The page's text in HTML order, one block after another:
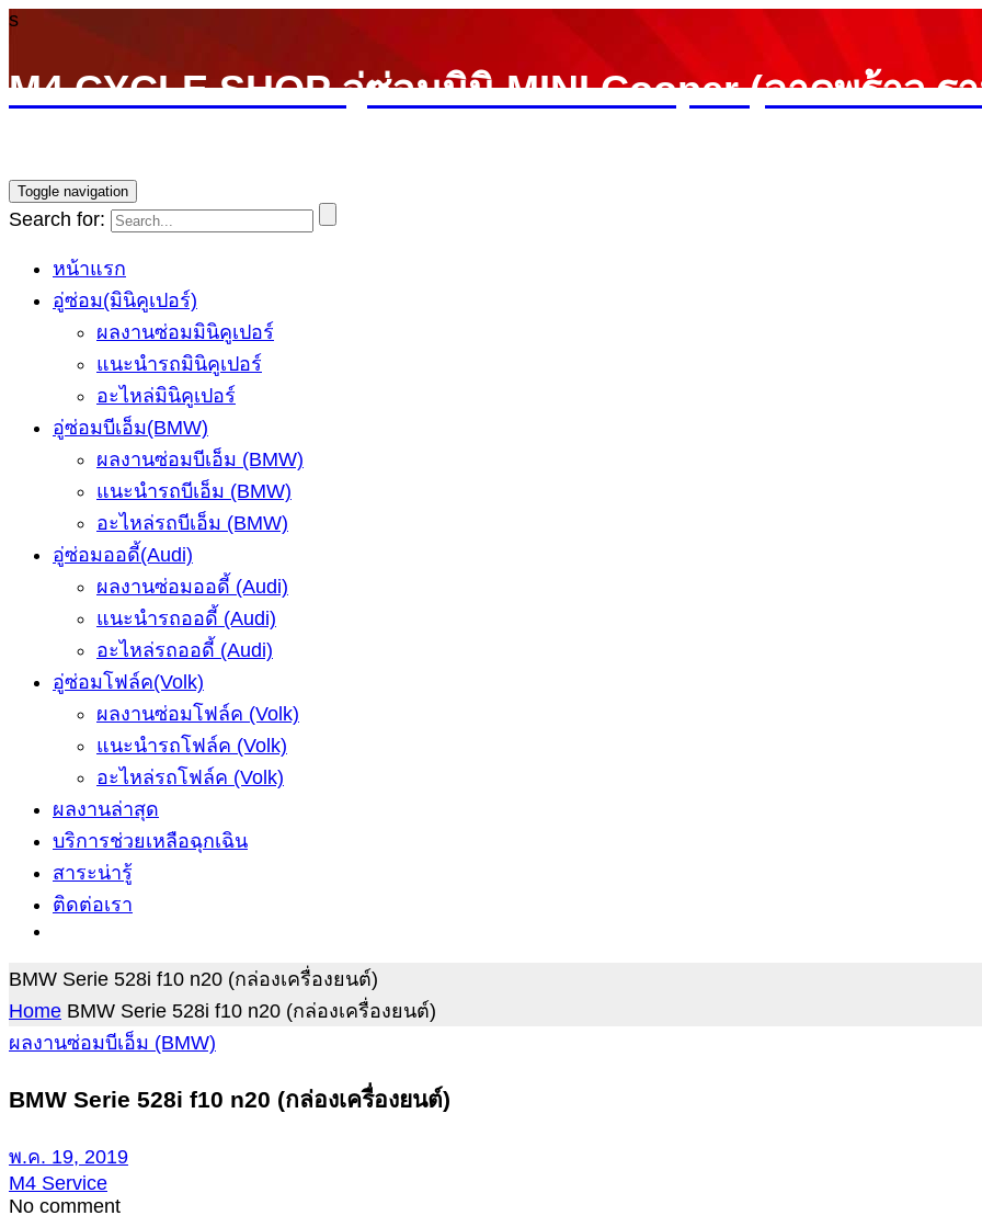
s
M4 CYCLE SHOP อู่ซ่อมมินิ MINI Cooper (ลาดพร้าว ร
Toggle navigation
Search for:
หน้าแรก
อู่ซ่อม(มินิคูเปอร์)
ผลงานซ่อมมินิคูเปอร์
แนะนำรถมินิคูเปอร์
อะไหล่มินิคูเปอร์
อู่ซ่อมบีเอ็ม(BMW)
ผลงานซ่อมบีเอ็ม (BMW)
แนะนำรถบีเอ็ม (BMW)
อะไหล่รถบีเอ็ม (BMW)
อู่ซ่อมออดี้(Audi)
ผลงานซ่อมออดี้ (Audi)
แนะนำรถออดี้ (Audi)
อะไหล่รถออดี้ (Audi)
อู่ซ่อมโฟล์ค(Volk)
ผลงานซ่อมโฟล์ค (Volk)
แนะนำรถโฟล์ค (Volk)
อะไหล่รถโฟล์ค (Volk)
ผลงานล่าสุด
บริการช่วยเหลือฉุกเฉิน
สาระน่ารู้
ติดต่อเรา
BMW Serie 528i f10 n20 (กล่องเครื่องยนต์)
Home BMW Serie 528i f10 n20 (กล่องเครื่องยนต์)
ผลงานซ่อมบีเอ็ม (BMW)
BMW Serie 528i f10 n20 (กล่องเครื่องยนต์)
พ.ค. 19, 2019
M4 Service
No comment